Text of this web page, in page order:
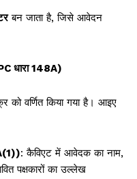
बन जाता है, जिसे आवेदन
धारा 148A)
को वर्णित किया गया है। आइए
: कैविएट में आवेदक का नाम,
पक्षकारों का उल्लेख